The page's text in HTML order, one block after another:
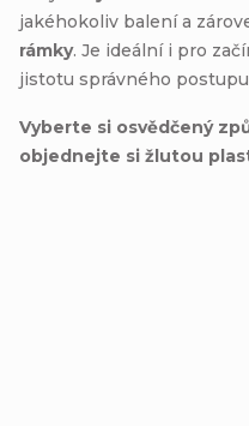
jakéhokoliv balení a
rámky. Je ideální i pro
jistotu správného
Vyberte si osvědčený
objednejte si žlutou